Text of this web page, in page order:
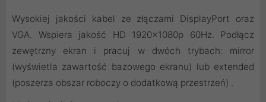
Wysokiej jakości kabel ze złączami DisplayPort oraz
VGA. Wspiera jakość HD 1920x1080p 60Hz. Podłącz
zewętrzny ekran i pracuj w dwóch trybach: mirror
(wyświetla zawartość bazowego ekranu) lub extended
(poszerza obszar roboczy o dodatkową przestrzeń) .